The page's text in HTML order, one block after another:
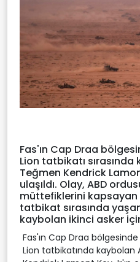
Fas'ın Cap Draa
Lion tatbikatı sırasında
Teğmen Kendrick
ulaşıldı. Olay, ABD
müttefiklerini kapsayan
tatbikat sırasında
kaybolan ikinci asker
Fas'ın Cap Draa
Lion tatbikatında kaybolan